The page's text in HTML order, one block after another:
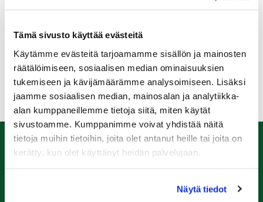
Tämä sivusto käyttää evästeitä
Käytämme evästeitä tarjoamamme sisällön ja mainosten
räätälöimiseen, sosiaalisen median ominaisuuksien
tukemiseen ja kävijämäärämme analysoimiseen. Lisäksi
jaamme sosiaalisen median, mainosalan ja analytiikka-
alan kumppaneillemme tietoja siitä, miten käytät
sivustoamme. Kumppanimme voivat yhdistää näitä
tietoja muihin tietoihin, joita olet antanut heille tai joita on
kerätty, kun olet käyttänyt heidän palvelujaan.
Näytä tiedot
jäsenäänestyksen tulos oli selkeästi palauttamisen
kannalla.
Edelleen arkipäivisin lähdöt vuorotellen tiiltä 1 ja 10.
Caddiemaster
caddiemaster@raumagolf.fi